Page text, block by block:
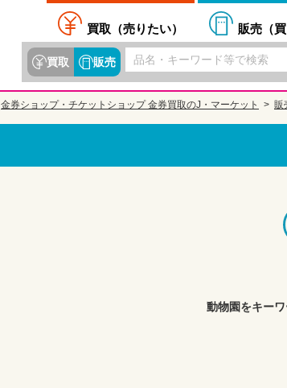
買取（売りたい） 販売（
買取 販売
金券ショップ・チケットショップ 金券買取のJ・マーケット 販
動物園をキー